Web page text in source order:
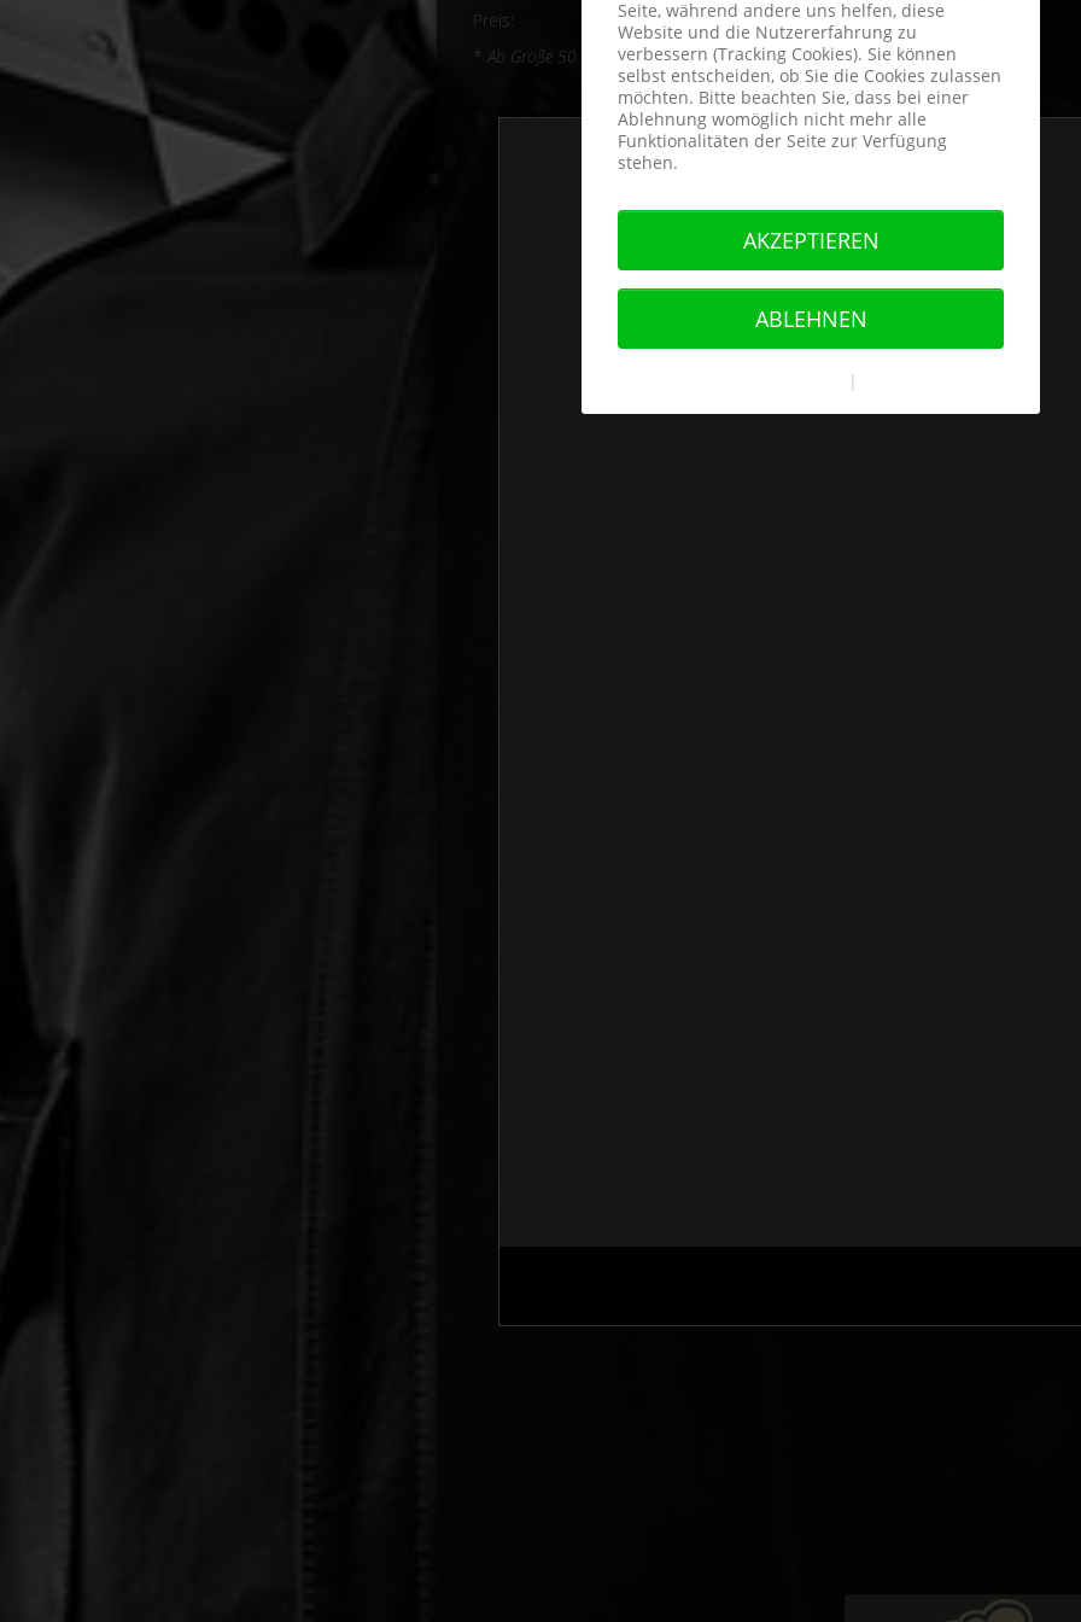
Preis: 1600.-€ inkl gesetzl. Mwst *
* Ab Größe 50 US, Deutsch 60 ist ein Aufschlag von 100.-€ je Größe notwendig
Seite, während andere uns helfen, diese
Website und die Nutzererfahrung zu
verbessern (Tracking Cookies). Sie können
selbst entscheiden, ob Sie die Cookies zulassen
möchten. Bitte beachten Sie, dass bei einer
Ablehnung womöglich nicht mehr alle
Funktionalitäten der Seite zur Verfügung
stehen.
AKZEPTIEREN
ABLEHNEN
|